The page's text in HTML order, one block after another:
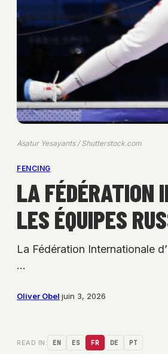
Asatur Yesayants / Shutterstock.com
FENCING
LA FÉDÉRATION
LES ÉQUIPES
La Fédération Internationale
…
Oliver Obel·juin 3, 2026
READ IN: EN ES FR DE PT